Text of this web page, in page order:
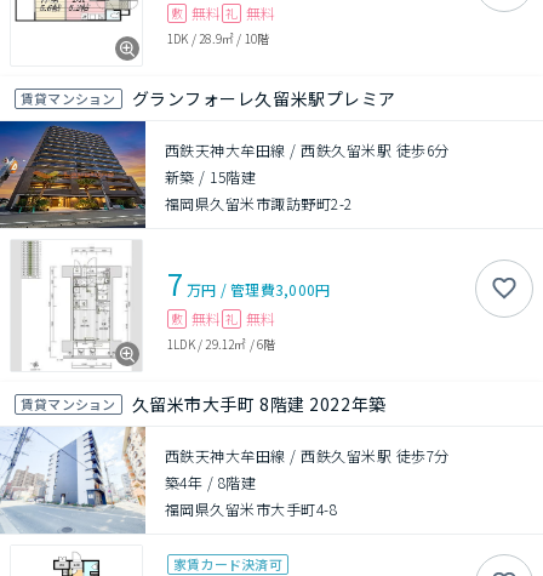
敷 無料 礼 無料
1DK / 28.9㎡ / 10階
賃貸マンション グランフォーレ久留米駅プレミア
西鉄天神大牟田線 / 西鉄久留米駅 徒歩6分
新築 / 15階建
福岡県久留米市諏訪野町2-2
7 万円 /管理費3,000円
敷 無料 礼 無料
1LDK/ 29.12㎡ /6階
賃貸マンション 久留米市大手町 8階建 2022年築
西鉄天神大牟田線 / 西鉄久留米駅 徒歩7分
築4年 / 8階建
福岡県久留米市大手町4-8
家賃カード決済可